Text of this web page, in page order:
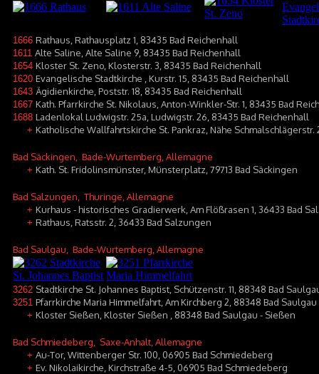
1666 Rathaus, Rathausplatz 1, 83435 Bad Reichenhall
1611 Alte Saline, Alte Saline 9, 83435 Bad Reichenhall
1654 Kloster St. Zeno, Klosterstr. 3, 83435 Bad Reichenhall
1620 Evangelische Stadtkirche , Kurstr. 15, 83435 Bad Reichenhall
1643 Ägidienkirche, Poststr. 18, 83435 Bad Reichenhall
1667 Kath. Pfarrkirche St. Nikolaus, Anton-Winkler-Str. 1, 83435 Bad
1688 Ladenlokal Ludwigstr. 25a, Ludwigstr. 26, 83435 Bad Reichenhall
+ Katholische Wallfahrtskirche St. Pankraz, Nähe Schmalschlägerstr.
Bad Säckingen , Bade-Wurtemberg, Allemagne
+ Kath. St. Fridolinsmünster, Münsterplatz, 79713 Bad Säckingen
Bad Salzungen , Thuringe, Allemagne
+ Kurhaus - historisches Gradierwerk, Am Flößrasen 1, 36433 Bad
+ Rathaus, Ratsstr. 2, 36433 Bad Salzungen
Bad Saulgau , Bade-Wurtemberg, Allemagne
3262 Stadtkirche St. Johannes Baptist, Schützenstr. 11, 88348 Bad
3251 Pfarrkirche Maria Himmelfahrt, Am Kirchberg 2, 88348 Bad
+ Kloster Sießen, Kloster Sießen , 88348 Bad Saulgau - Sießen
Bad Schmiedeberg , Saxe-Anhalt, Allemagne
+ Au-Tor, Wittenberger Str. 100, 06905 Bad Schmiedeberg
+ Ev. Nikolaikirche, Kirchstraße 4-5, 06905 Bad Schmiedeberg